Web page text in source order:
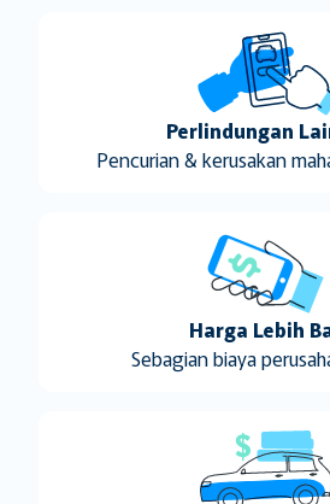
Perlindungan
Pencurian & kerusakan
Harga Lebih
Sebagian biaya